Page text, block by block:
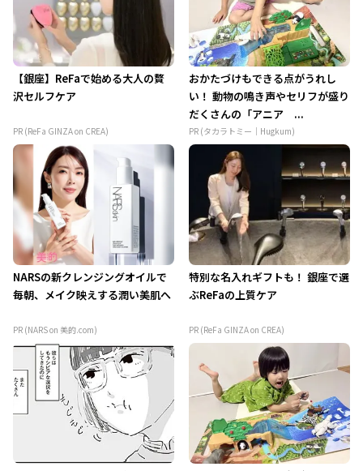
【銀座】ReFaで始める大人の贅
沢セルフケア
PR (ReFa GINZA on CREA)
おかたづけもできる点がうれし
い！ 動物の鳴き声やセリフが盛り
だくさんの「アニア ...
PR (タカラトミー｜Hugkum)
NARSの新クレンジングオイルで
毎朝、メイク映えする潤い美肌へ
PR (NARS on 美的.com)
特別な名入れギフトも！ 銀座で選
ぶReFaの上質ケア
PR (ReFa GINZA on CREA)